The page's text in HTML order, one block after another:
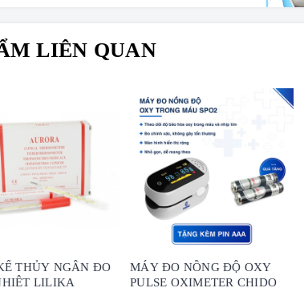
LIÊN QUAN
THỦY NGÂN ĐO
THÂN NHIỆT LILIKA
MÁY ĐO NỒNG ĐỘ OXY
PULSE OXIMETER CHIDO